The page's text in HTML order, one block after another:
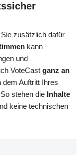
zusätzlich dafür
kann –
und
VoteCast ganz an
dem Auftritt Ihres
stehen die Inhalte
keine technischen